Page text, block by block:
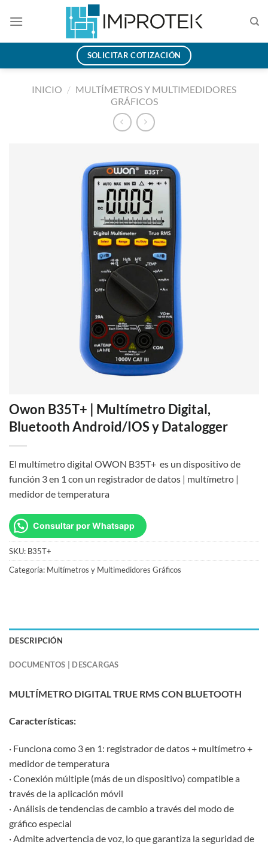
SOLICITAR COTIZACIÓN
INICIO / MULTÍMETROS Y MULTIMEDIDORES
GRÁFICOS
Owon B35T+ | Multímetro Digital,
Bluetooth Android/IOS y Datalogger
El multímetro digital OWON B35T+ es un dispositivo de
función 3 en 1 con un registrador de datos | multímetro |
medidor de temperatura
Consultar por Whatsapp
SKU: B35T+
Categoría: Multímetros y Multimedidores Gráficos
DESCRIPCIÓN
DOCUMENTOS | DESCARGAS
MULTÍMETRO DIGITAL TRUE RMS CON BLUETOOTH
Características:
· Funciona como 3 en 1: registrador de datos + multímetro +
medidor de temperatura
· Conexión múltiple (más de un dispositivo) compatible a
través de la aplicación móvil
· Análisis de tendencias de cambio a través del modo de
gráfico especial
· Admite advertencia de voz, lo que garantiza la seguridad de